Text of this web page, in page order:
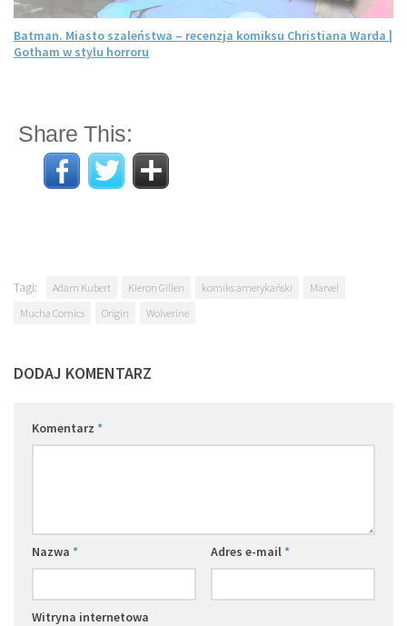
Batman. Miasto szaleństwa – recenzja komiksu Christiana Warda |
Gotham w stylu horroru
Share This:
Tagi: Adam Kubert Kieron Gillen komiks amerykański
Marvel
Mucha Comics
Origin Wolverine
DODAJ KOMENTARZ
Komentarz *
Nazwa * Adres e-mail*
Witryna internetowa